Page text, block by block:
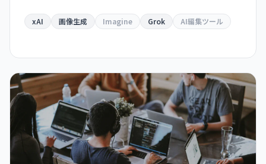
ている。Grok で即利用可能、API は近日提供予
xAI 画像生成 Imagine Grok AI編集ツール